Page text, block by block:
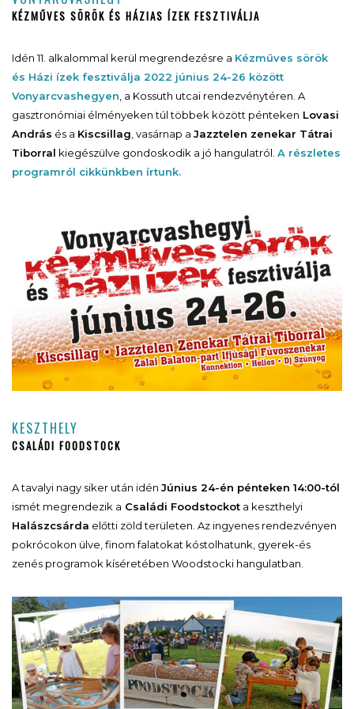
KÉZMŰVES SÖRÖK ÉS HÁZIAS ÍZEK FESZTIVÁLJA
Idén 11. alkalommal kerül megrendezésre a Kézműves sörök
és Házi ízek fesztiválja 2022 június 24-26 között
Vonyarcvashegyen , a Kossuth utcai rendezvénytéren. A
gasztronómiai élményeken túl többek között pénteken Lovasi
András és a Kiscsillag , vasárnap a Jazztelen zenekar Tátrai
Tiborral kiegészülve gondoskodik a jó hangulatról. A részletes
programról cikkünkben írtunk.
KESZTHELY
CSALÁDI FOODSTOCK
A tavalyi nagy siker után idén Június 24-én pénteken 14:00-tól
ismét megrendezik a Családi Foodstockot a keszthelyi
Halászcsárda előtti zöld területen. Az ingyenes rendezvényen
pokrócokon ülve, finom falatokat kóstolhatunk, gyerek-és
zenés programok kíséretében Woodstocki hangulatban.